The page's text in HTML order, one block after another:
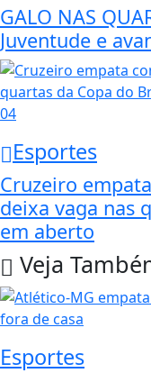
GALO NAS
Juventude e
04
Esportes
Cruzeiro
deixa vaga nas
em aberto
Veja
Esportes